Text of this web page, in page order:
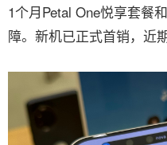
1个月Petal One悦享套餐
障。新机已正式首销，近